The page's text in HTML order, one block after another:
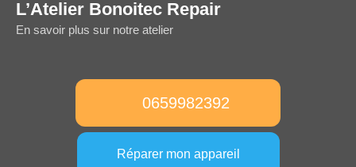
L’Atelier Bonoitec Repair
En savoir plus sur notre atelier
0659982392
Réparer mon appareil